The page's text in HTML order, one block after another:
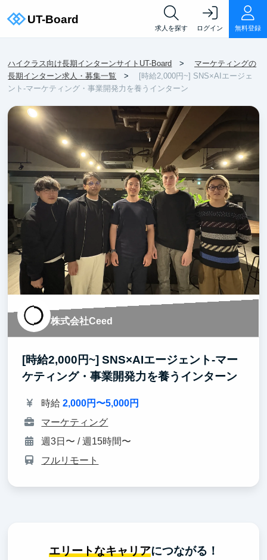
求人を探す ログイン 無料登録
ハイクラス向け長期インターンサイトUT-Board
マーケティングの
長期インターン求人・募集一覧
[時給2,000円~] SNS×AIエージェ
ント-マーケティング・事業開発力を養うインターン
株式会社Ceed
[時給2,000円~] SNS×AIエージェント-マー
ケティング・事業開発力を養うインターン
時給2,000円〜5,000円
マーケティング
週3日〜 / 週15時間〜
フルリモート
エリートなキャリアにつながる！